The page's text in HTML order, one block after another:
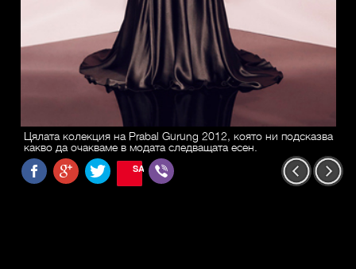
Цялата колекция на Prabal Gurung 2012, която ни подсказва
какво да очакваме в модата следващата есен.
SAVE